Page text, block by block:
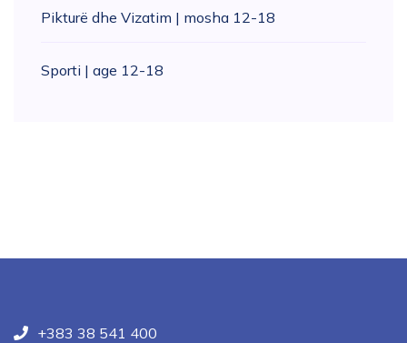
Pikturë dhe Vizatim | mosha 12-18
Sporti | age 12-18
+383 38 541 400